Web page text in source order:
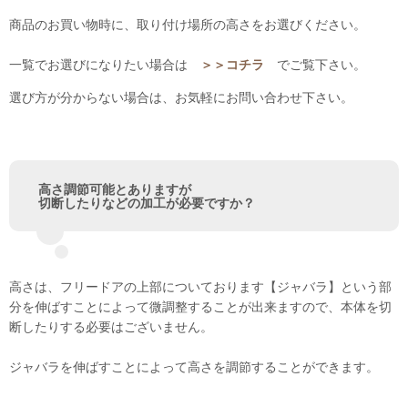
商品のお買い物時に、取り付け場所の高さをお選びください。
一覧でお選びになりたい場合は ＞＞コチラ でご覧下さい。
選び方が分からない場合は、お気軽にお問い合わせ下さい。
高さ調節可能とありますが
切断したりなどの加工が必要ですか？
高さは、フリードアの上部についております【ジャバラ】という部
分を伸ばすことによって微調整することが出来ますので、本体を切
断したりする必要はございません。
ジャバラを伸ばすことによって高さを調節することができます。